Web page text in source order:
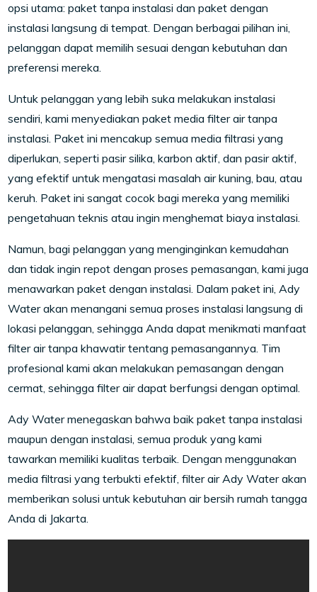
opsi utama: paket tanpa instalasi dan paket dengan
instalasi langsung di tempat. Dengan berbagai pilihan ini,
pelanggan dapat memilih sesuai dengan kebutuhan dan
preferensi mereka.
Untuk pelanggan yang lebih suka melakukan instalasi
sendiri, kami menyediakan paket media filter air tanpa
instalasi. Paket ini mencakup semua media filtrasi yang
diperlukan, seperti pasir silika, karbon aktif, dan pasir aktif,
yang efektif untuk mengatasi masalah air kuning, bau, atau
keruh. Paket ini sangat cocok bagi mereka yang memiliki
pengetahuan teknis atau ingin menghemat biaya instalasi.
Namun, bagi pelanggan yang menginginkan kemudahan
dan tidak ingin repot dengan proses pemasangan, kami juga
menawarkan paket dengan instalasi. Dalam paket ini, Ady
Water akan menangani semua proses instalasi langsung di
lokasi pelanggan, sehingga Anda dapat menikmati manfaat
filter air tanpa khawatir tentang pemasangannya. Tim
profesional kami akan melakukan pemasangan dengan
cermat, sehingga filter air dapat berfungsi dengan optimal.
Ady Water menegaskan bahwa baik paket tanpa instalasi
maupun dengan instalasi, semua produk yang kami
tawarkan memiliki kualitas terbaik. Dengan menggunakan
media filtrasi yang terbukti efektif, filter air Ady Water akan
memberikan solusi untuk kebutuhan air bersih rumah tangga
Anda di Jakarta.